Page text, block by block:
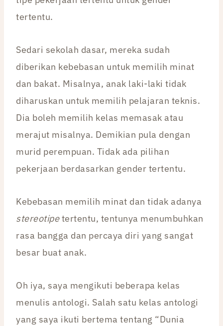
tertentu.
Sedari sekolah dasar, mereka sudah
diberikan kebebasan untuk memilih minat
dan bakat. Misalnya, anak laki-laki tidak
diharuskan untuk memilih pelajaran teknis.
Dia boleh memilih kelas memasak atau
merajut misalnya. Demikian pula dengan
murid perempuan. Tidak ada pilihan
pekerjaan berdasarkan gender tertentu.
Kebebasan memilih minat dan tidak adanya
stereotipetertentu, tentunya menumbuhkan
rasa bangga dan percaya diri yang sangat
besar buat anak.
Oh iya, saya mengikuti beberapa kelas
menulis antologi. Salah satu kelas antologi
yang saya ikuti bertema tentang “Dunia